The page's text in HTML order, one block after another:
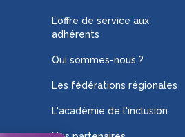
L’offre de service aux
adhérents
Qui sommes-nous ?
Les fédérations régionales
L'académie de l'inclusion